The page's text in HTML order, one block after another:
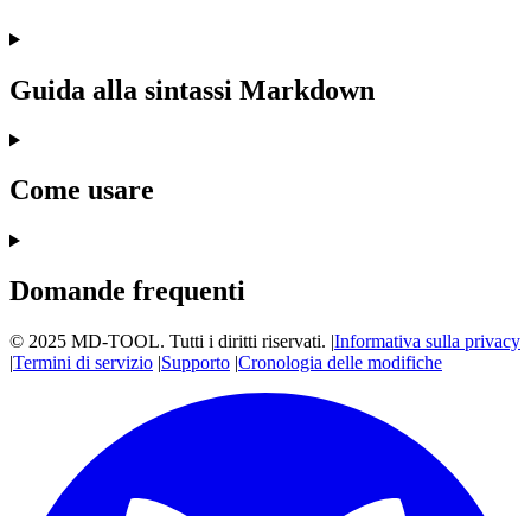
Guida alla sintassi Markdown
Come usare
Domande frequenti
© 2025 MD-TOOL. Tutti i diritti riservati. |Informativa sulla privacy
|Termini di servizio |Supporto |Cronologia delle modifiche